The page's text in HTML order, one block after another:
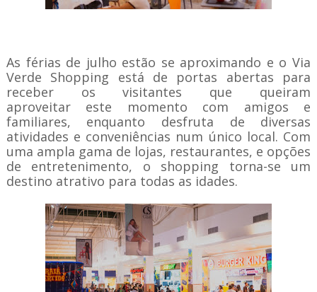
As férias de julho estão se aproximando e o Via
Verde Shopping está de portas abertas para
receber os visitantes que queiram
aproveitar este momento com amigos e
familiares, enquanto desfruta de diversas
atividades e conveniências num único local. Com
uma ampla gama de lojas, restaurantes, e opções
de entretenimento, o shopping torna-se um
destino atrativo para todas as idades.